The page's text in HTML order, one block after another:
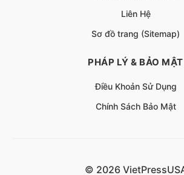
Liên Hệ
Sơ đồ trang (Sitemap)
PHÁP LÝ & BẢO MẬT
Điều Khoản Sử Dụng
Chính Sách Bảo Mật
© 2026